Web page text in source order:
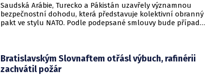
Saudská Arábie, Turecko a Pákistán uzavřely významnou
bezpečnostní dohodu, která představuje kolektivní obranný
pakt ve stylu NATO. Podle podepsané smlouvy bude případný
Bratislavským Slovnaftem otřásl výbuch, rafinérii
zachvátil požár